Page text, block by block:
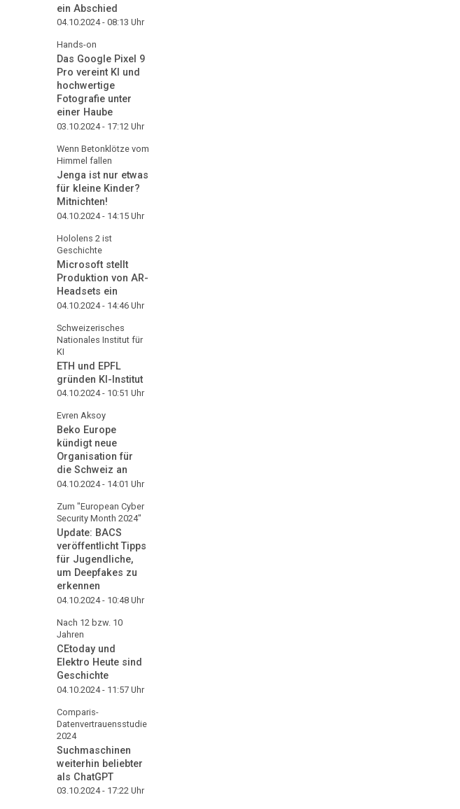
ein Abschied
04.10.2024 - 08:13 Uhr
Hands-on
Das Google Pixel 9
Pro vereint KI und
hochwertige
Fotografie unter
einer Haube
03.10.2024 - 17:12 Uhr
Wenn Betonklötze vom
Himmel fallen
Jenga ist nur etwas
für kleine Kinder?
Mitnichten!
04.10.2024 - 14:15 Uhr
Hololens 2 ist
Geschichte
Microsoft stellt
Produktion von AR-
Headsets ein
04.10.2024 - 14:46 Uhr
Schweizerisches
Nationales Institut für
KI
ETH und EPFL
gründen KI-Institut
04.10.2024 - 10:51 Uhr
Evren Aksoy
Beko Europe
kündigt neue
Organisation für
die Schweiz an
04.10.2024 - 14:01 Uhr
Zum "European Cyber
Security Month 2024"
Update: BACS
veröffentlicht Tipps
für Jugendliche,
um Deepfakes zu
erkennen
04.10.2024 - 10:48 Uhr
Nach 12 bzw. 10
Jahren
CEtoday und
Elektro Heute sind
Geschichte
04.10.2024 - 11:57 Uhr
Comparis-
Datenvertrauensstudie
2024
Suchmaschinen
weiterhin beliebter
als ChatGPT
03.10.2024 - 17:22 Uhr